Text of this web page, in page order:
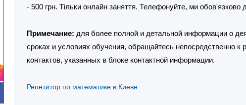
- 500 грн. Тільки онлайн заняття. Телефонуйте, ми обов'язково
Примечание: для более полной и детальной информации о
сроках и условиях обучения, обращайтесь непосредственно к
контактов, указанных в блоке контактной информации.
Репетитор по математике в Киеве